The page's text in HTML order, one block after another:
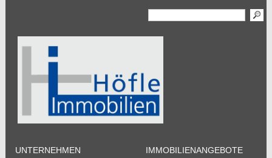
UNTERNEHMEN IMMOBILIENANGEBOTE